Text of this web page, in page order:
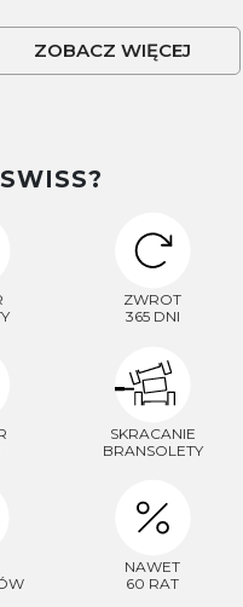
ZOBACZ WIĘCEJ
ZWROT
365 DNI
SKRACANIE
BRANSOLETY
NAWET
60 RAT